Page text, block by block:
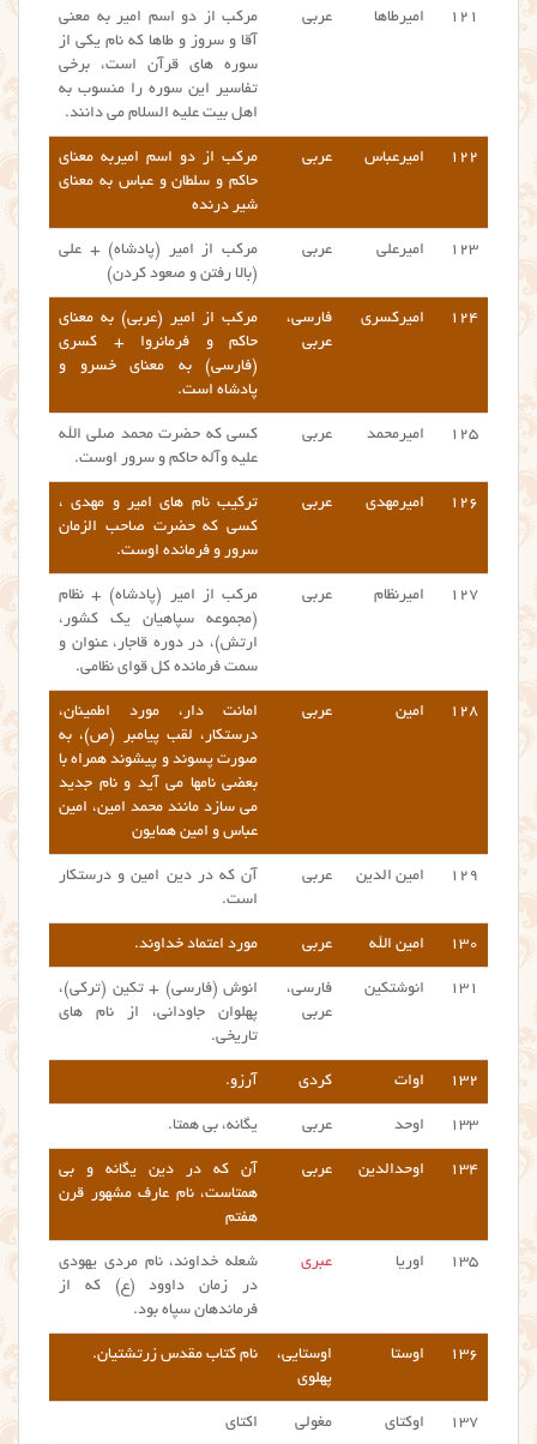
۱۲۱ امیرطاها عربی
مرکب از دو اسم امیر به معنی
آقا و سروز و طاها که نام یکی از
سوره های قرآن است، برخی
تفاسیر این سوره را منسوب به
اهل بیت علیه السلام می دانند.
۱۲۲ امیرعباس عربی
مرکب از دو اسم امیربه معنای
حاکم و سلطان و عباس به معنای
شیر درنده
۱۲۳ امیرعلی عربی
مرکب از امیر (پادشاه) + علی
(بالا رفتن و صعود کردن)
۱۲۴ امیرکسری
فارسی،
عربی
مرکب از امیر (عربی) به معنای
حاکم و فرمانروا + کسری
(فارسی) به معنای خسرو و
پادشاه است.
۱۲۵ امیرمحمد عربی
کسی که حضرت محمد صلی الله
علیه وآله حاکم و سرور اوست.
۱۲۶ امیرمهدی عربی
ترکیب نام های امیر و مهدی ،
کسی که حضرت صاحب الزمان
سرور و فرمانده اوست.
۱۲۷ امیرنظام عربی
مرکب از امیر (پادشاه) + نظام
(مجموعه سپاهیان یک کشور،
ارتش)، در دوره قاجار، عنوان و
سمت فرمانده کل قوای نظامی.
۱۲۸ امین عربی
امانت دار، مورد اطمینان،
درستکار، لقب پیامبر (ص)، به
صورت پسوند و پیشوند همراه با
بعضی نامها می آید و نام جدید
می سازد مانند محمد امین، امین
عباس و امین همایون
۱۲۹ امین الدین عربی
آن که در دین امین و درستکار
است.
۱۳۰ امین الله عربی مورد اعتماد خداوند.
۱۳۱ انوشتکین
فارسی،
عربی
انوش (فارسی) + تکین (ترکی)،
پهلوان جاودانی، از نام های
تاریخی.
۱۳۲ اوات کردی آرزو.
۱۳۳ اوحد عربی یگانه، بی همتا.
۱۳۴ اوحدالدین عربی
آن که در دین یگانه و بی
همتاست، نام عارف مشهور قرن
هفتم
۱۳۵ اوریا عبری
شعله خداوند، نام مردی یهودی
در زمان داوود (ع) که از
فرماندهان سپاه بود.
۱۳۶ اوستا
اوستایی،
پهلوی
نام کتاب مقدس زرتشتیان.
۱۳۷ اوکتای مغولی اکتای